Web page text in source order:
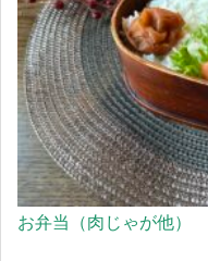
お弁当（肉じゃが他）